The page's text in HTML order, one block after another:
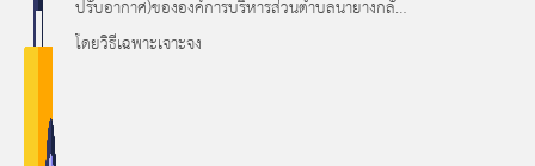
ปรับอากาศ)ขององค์การบริหารส่วนตำบลนายางกลัก
โดยวิธีเฉพาะเจาะจง